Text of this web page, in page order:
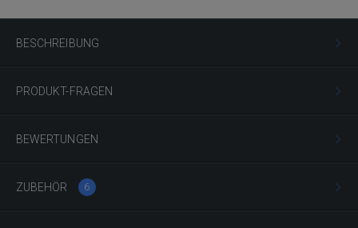
BESCHREIBUNG
PRODUKT-FRAGEN
BEWERTUNGEN
ZUBEHÖR 6